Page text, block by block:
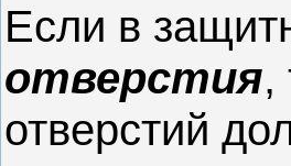
Если в
отверстия,
отверстий